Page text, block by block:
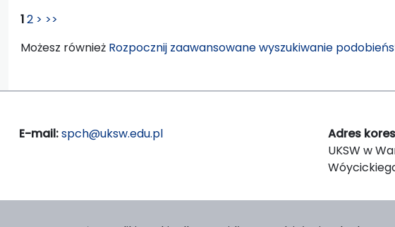
12 > >>
Możesz również Rozpocznij zaawansowane wyszukiwanie
E-mail:spch@uksw.edu.pl
Adres
UKSW w